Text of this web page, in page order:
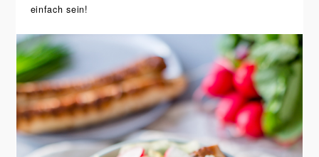
einfach sein!